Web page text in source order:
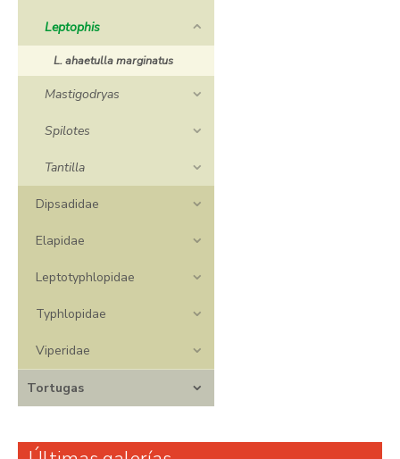
Leptophis
L. ahaetulla marginatus
Mastigodryas
Spilotes
Tantilla
Dipsadidae
Elapidae
Leptotyphlopidae
Typhlopidae
Viperidae
Tortugas